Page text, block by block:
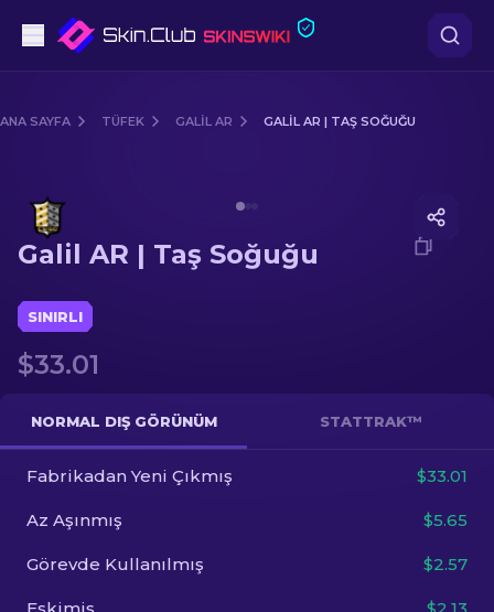
Dürbünlü Tüfek
Bıçaklar
Eldiven
Kasalar
Diğer
ANA SAYFA TÜFEK GALIL AR GALIL AR | TAŞ SOĞUĞU
Galil AR | Taş Soğuğu
SINIRLI
$33.01
NORMAL DIŞ GÖRÜNÜM STATTRAK™
Fabrikadan Yeni Çıkmış $33.01
Az Aşınmış $5.65
Görevde Kullanılmış $2.57